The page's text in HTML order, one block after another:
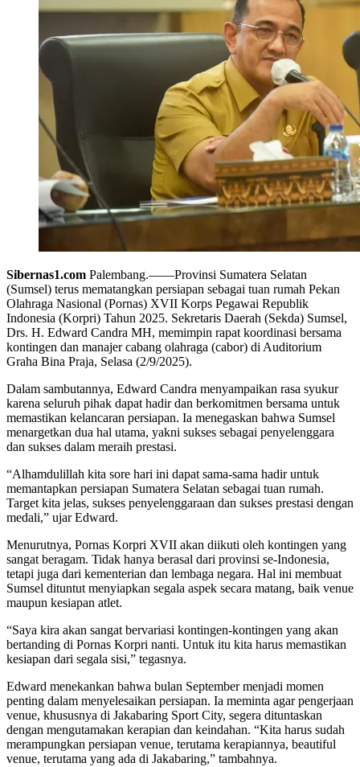
Sibernas1.com Palembang.——Provinsi Sumatera Selatan
(Sumsel) terus mematangkan persiapan sebagai tuan rumah Pekan
Olahraga Nasional (Pornas) XVII Korps Pegawai Republik
Indonesia (Korpri) Tahun 2025. Sekretaris Daerah (Sekda) Sumsel,
Drs. H. Edward Candra MH, memimpin rapat koordinasi bersama
kontingen dan manajer cabang olahraga (cabor) di Auditorium
Graha Bina Praja, Selasa (2/9/2025).
Dalam sambutannya, Edward Candra menyampaikan rasa syukur
karena seluruh pihak dapat hadir dan berkomitmen bersama untuk
memastikan kelancaran persiapan. Ia menegaskan bahwa Sumsel
menargetkan dua hal utama, yakni sukses sebagai penyelenggara
dan sukses dalam meraih prestasi.
“Alhamdulillah kita sore hari ini dapat sama-sama hadir untuk
memantapkan persiapan Sumatera Selatan sebagai tuan rumah.
Target kita jelas, sukses penyelenggaraan dan sukses prestasi dengan
medali,” ujar Edward.
Menurutnya, Pornas Korpri XVII akan diikuti oleh kontingen yang
sangat beragam. Tidak hanya berasal dari provinsi se-Indonesia,
tetapi juga dari kementerian dan lembaga negara. Hal ini membuat
Sumsel dituntut menyiapkan segala aspek secara matang, baik venue
maupun kesiapan atlet.
“Saya kira akan sangat bervariasi kontingen-kontingen yang akan
bertanding di Pornas Korpri nanti. Untuk itu kita harus memastikan
kesiapan dari segala sisi,” tegasnya.
Edward menekankan bahwa bulan September menjadi momen
penting dalam menyelesaikan persiapan. Ia meminta agar pengerjaan
venue, khususnya di Jakabaring Sport City, segera dituntaskan
dengan mengutamakan kerapian dan keindahan. “Kita harus sudah
merampungkan persiapan venue, terutama kerapiannya, beautiful
venue, terutama yang ada di Jakabaring,” tambahnya.